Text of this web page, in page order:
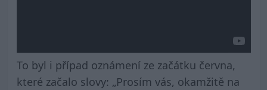
To byl i případ oznámení ze začátku června,
které začalo slovy: „Prosím vás, okamžitě na